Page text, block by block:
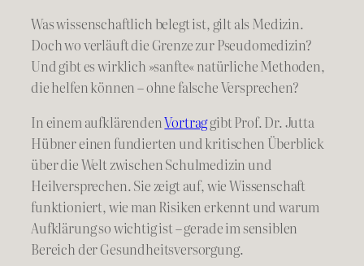
Was wissenschaftlich belegt ist, gilt als Medizin.
Doch wo verläuft die Grenze zur Pseudomedizin?
Und gibt es wirklich »sanfte« natürliche Methoden,
die helfen können – ohne falsche Versprechen?
In einem aufklärendenVortraggibt Prof. Dr. Jutta
Hübner einen fundierten und kritischen Überblick
über die Welt zwischen Schulmedizin und
Heilversprechen. Sie zeigt auf, wie Wissenschaft
funktioniert, wie man Risiken erkennt und warum
Aufklärung so wichtig ist – gerade im sensiblen
Bereich der Gesundheitsversorgung.